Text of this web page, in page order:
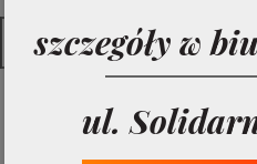
Tabela
szczegóły w
ul.